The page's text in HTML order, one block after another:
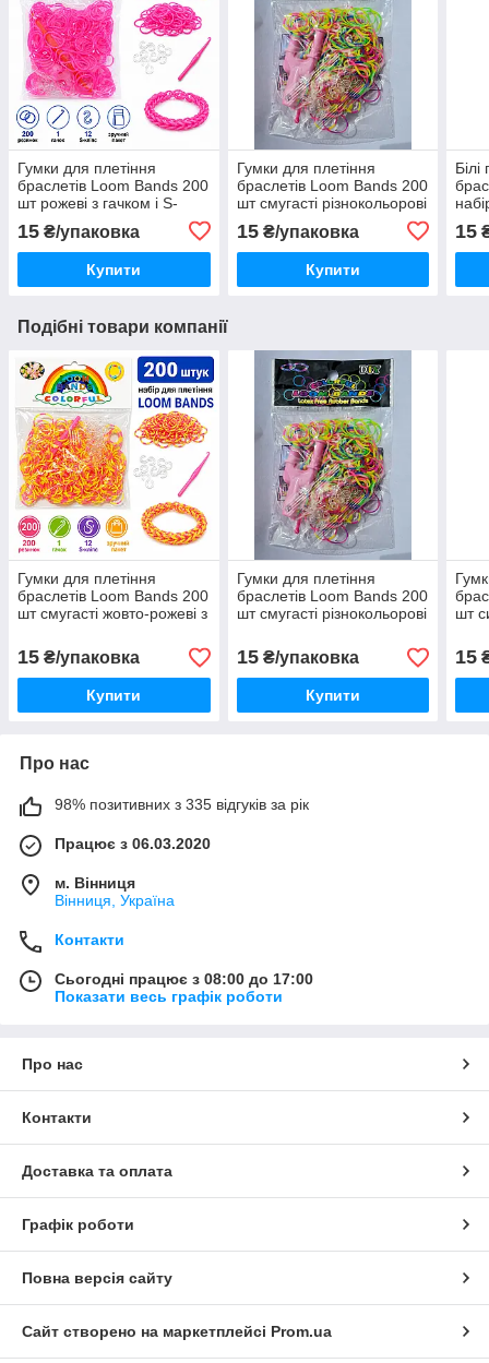
Гумки для плетіння
браслетів Loom Bands 200
шт рожеві з гачком і S-
15 ₴/упаковка
Купити
Гумки для плетіння
браслетів Loom Bands 200
шт смугасті різнокольорові
15₴/упаковка
Купити
15
Подібні товари компанії
Гумки для плетіння
браслетів Loom Bands 200
шт смугасті жовто-рожеві з
15 ₴/упаковка
Купити
Гумки для плетіння
браслетів Loom Bands 200
шт смугасті різнокольорові
15₴/упаковка
Купити
шт
15
Про нас
98% позитивних з 335 відгуків за рік
Працює з 06.03.2020
м. Вінниця
Вінниця, Україна
Контакти
Сьогодні працює з 08:00 до 17:00
Показати весь графік роботи
Про нас
Контакти
Доставка та оплата
Графік роботи
Повна версія сайту
Сайт створено на маркетплейсі Prom.ua